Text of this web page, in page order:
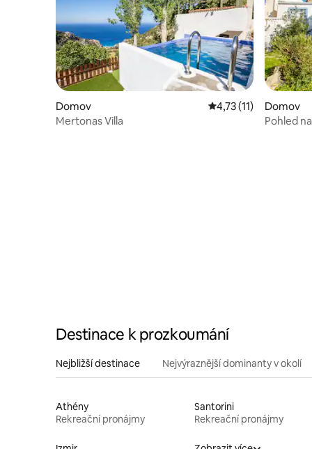
Domov Průměrné hodnocení
4,73 (11)
Mertonas Villa
Domov
Pohled
Destinace k prozkoumání
Nejbližší destinace Nejvýraznější dominanty v okolí
Athény
Rekreační pronájmy
Santorini
Rekreační pronájmy